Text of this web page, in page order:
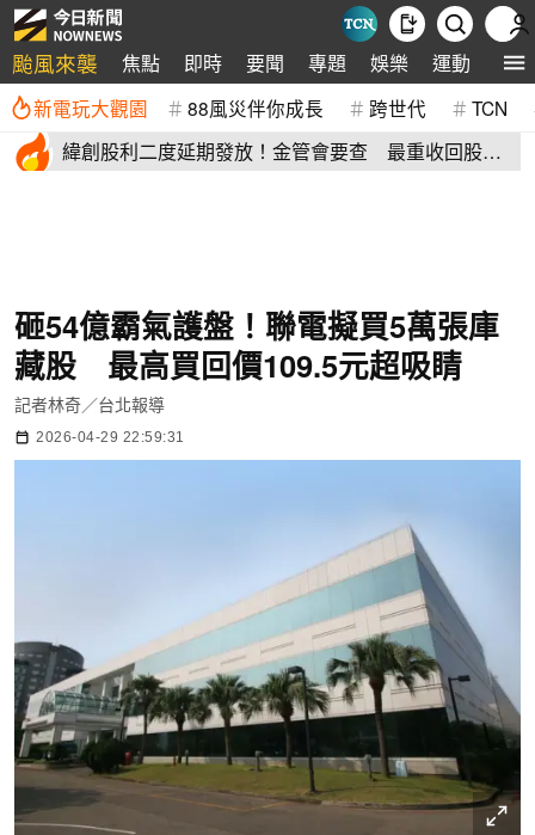
颱風來襲 焦點 即時 要聞 專題 娛樂 運動 全球
新電玩大觀園 88風災伴你成長 跨世代 TCN
緯創股利二度延期發放！金管會要查 最重收回股務
砸54億霸氣護盤！聯電擬買5萬張庫
藏股 最高買回價109.5元超吸睛
記者林奇／台北報導
2026-04-29 22:59:31